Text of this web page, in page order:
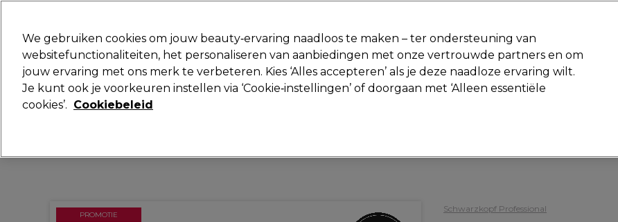
Merken Deals Haar Elektra Beauty Salon interieur Mannen Vegan Nieuwe producten
Volgende dag geleverd*
Schwarzkopf Professional
PROMOTIE
We gebruiken cookies om jouw beauty‑ervaring naadloos te maken – ter ondersteuning van
websitefunctionaliteiten, het personaliseren van aanbiedingen met onze vertrouwde partners en om
jouw ervaring met ons merk te verbeteren. Kies ‘Alles accepteren’ als je deze naadloze ervaring wilt.
Je kunt ook je voorkeuren instellen via ‘Cookie‑instellingen’ of doorgaan met ‘Alleen essentiële
cookies’. Cookiebeleid